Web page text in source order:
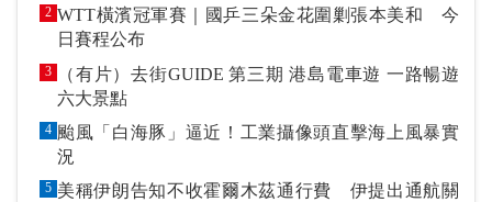
2 WTT橫濱冠軍賽｜國乒三朵金花圍剿張本美和 今
日賽程公布
3
（有片）去街GUIDE 第三期 港島電車遊 一路暢遊
六大景點
4 颱風「白海豚」逼近！工業攝像頭直擊海上風暴實
況
5 美稱伊朗告知不收霍爾木茲通行費 伊提出通航關